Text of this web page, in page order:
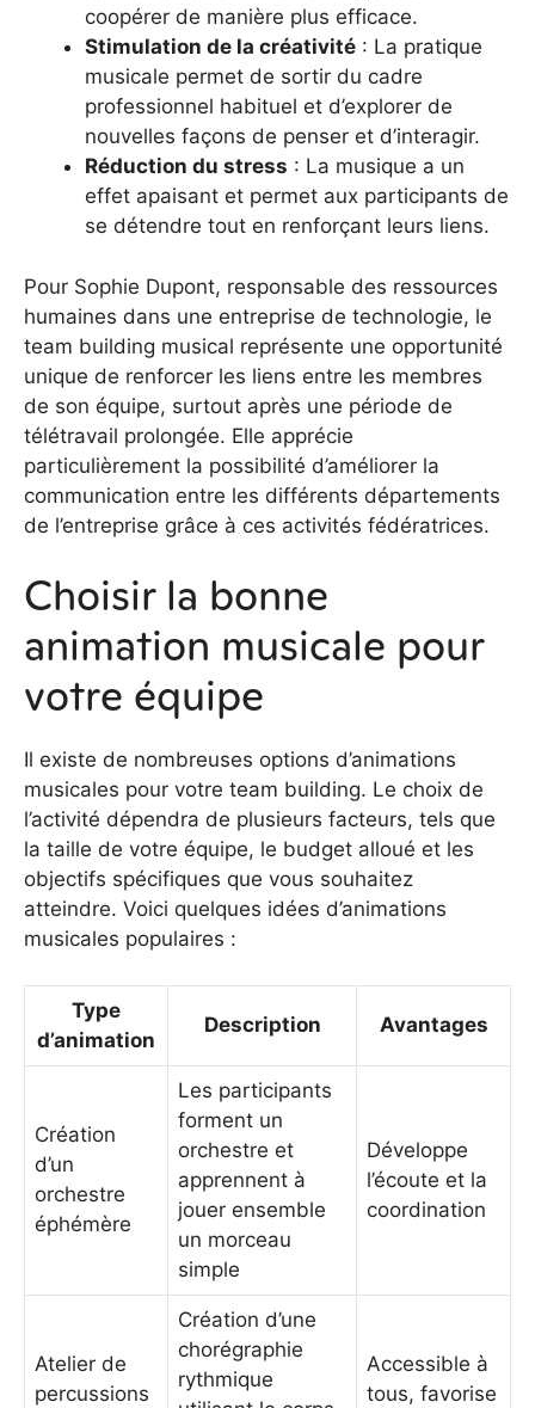
coopérer de manière plus efficace.
Stimulation de la créativité : La pratique
musicale permet de sortir du cadre
professionnel habituel et d’explorer de
nouvelles façons de penser et d’interagir.
Réduction du stress : La musique a un
effet apaisant et permet aux participants de
se détendre tout en renforçant leurs liens.
Pour Sophie Dupont, responsable des ressources
humaines dans une entreprise de technologie, le
team building musical représente une opportunité
unique de renforcer les liens entre les membres
de son équipe, surtout après une période de
télétravail prolongée. Elle apprécie
particulièrement la possibilité d’améliorer la
communication entre les différents départements
de l’entreprise grâce à ces activités fédératrices.
Choisir la bonne
animation musicale pour
votre équipe
Il existe de nombreuses options d’animations
musicales pour votre team building. Le choix de
l’activité dépendra de plusieurs facteurs, tels que
la taille de votre équipe, le budget alloué et les
objectifs spécifiques que vous souhaitez
atteindre. Voici quelques idées d’animations
musicales populaires :
Type
d’animation
Description Avantages
Création
d’un
orchestre
éphémère
Les participants
forment un
orchestre et
apprennent à
jouer ensemble
un morceau
simple
Développe
l’écoute et la
coordination
Atelier de
percussions
Création d’une
chorégraphie
rythmique
Accessible à
tous, favorise